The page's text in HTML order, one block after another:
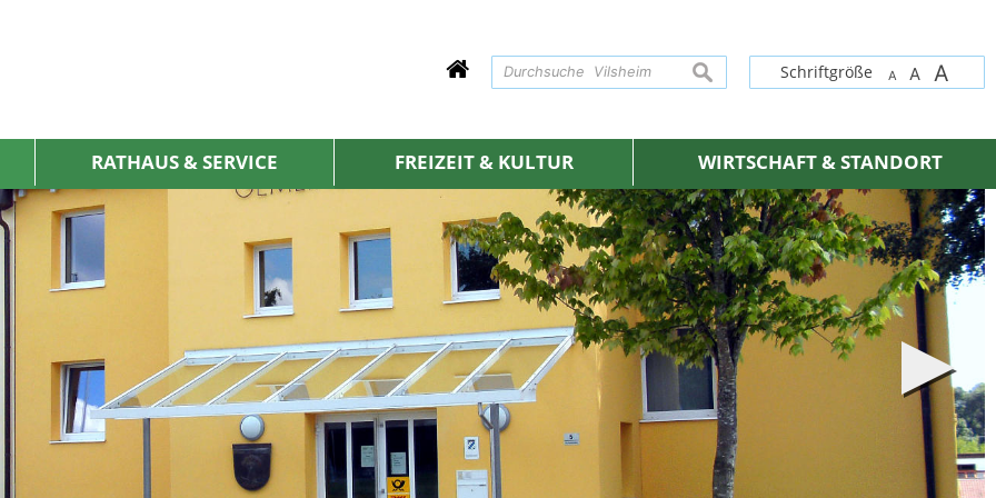
Schriftgröße A A A
suchen
RATHAUS & SERVICE FREIZEIT & KULTUR WIRTSCHAFT & STANDORT